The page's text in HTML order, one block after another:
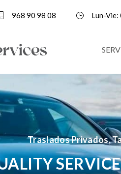
968 90 98 08 Lun-
Traslados Privados,